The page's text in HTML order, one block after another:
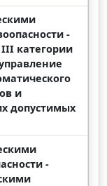
-
категории
и
допустимых
-